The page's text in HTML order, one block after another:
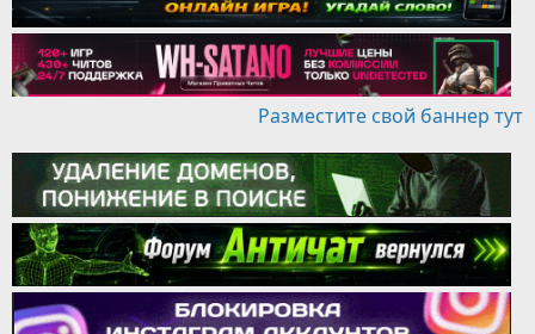
Разместите свой баннер тут